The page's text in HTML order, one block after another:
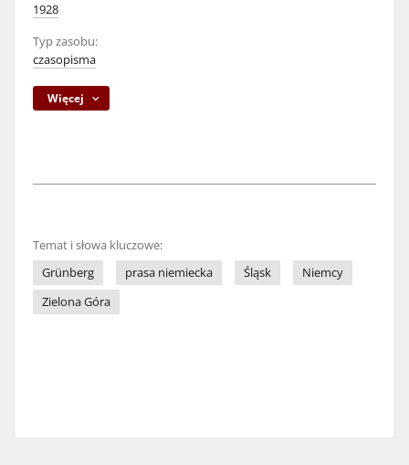
1928
Typ zasobu:
czasopisma
Więcej
Temat i słowa kluczowe:
Grünberg
prasa niemiecka Śląsk
Niemcy
Zielona Góra